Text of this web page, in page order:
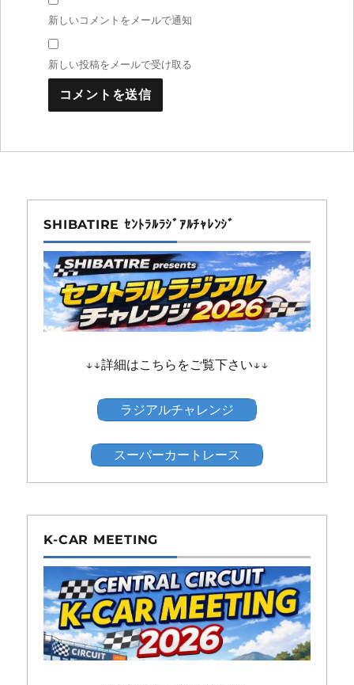
新しいコメントをメールで通知
新しい投稿をメールで受け取る
SHIBATIRE ｾﾝﾄﾗﾙﾗｼﾞｱﾙﾁｬﾚﾝｼﾞ
↓↓詳細はこちらをご覧下さい↓↓
ラジアルチャレンジ
スーパーカートレース
K-CAR MEETING